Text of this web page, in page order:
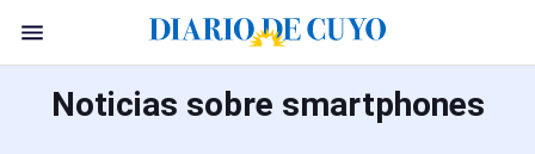
Noticias sobre smartphones